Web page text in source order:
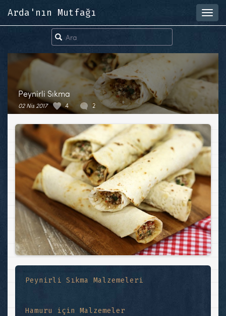
Arda'nın Mutfağı
Peynirli Sıkma
02 Nis 2017 4 2
Peynirli Sıkma Malzemeleri
Hamuru için Malzemeler